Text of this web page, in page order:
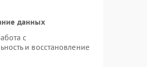
данных
с
и восстановление